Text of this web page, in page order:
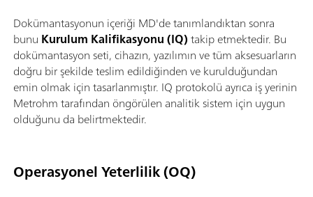
Dokümantasyonun içeriği MD'de tanımlandıktan sonra
bunu Kurulum Kalifikasyonu (IQ)takip etmektedir. Bu
dokümantasyon seti, cihazın, yazılımın ve tüm aksesuarların
doğru bir şekilde teslim edildiğinden ve kurulduğundan
emin olmak için tasarlanmıştır. IQ protokolü ayrıca iş yerinin
Metrohm tarafından öngörülen analitik sistem için uygun
olduğunu da belirtmektedir.
Operasyonel Yeterlilik (OQ)